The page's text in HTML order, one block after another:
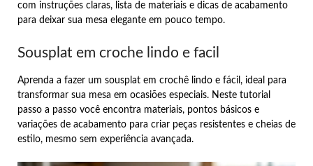
com instruções claras, lista de materiais e dicas de acabamento
para deixar sua mesa elegante em pouco tempo.
Sousplat em croche lindo e facil
Aprenda a fazer um sousplat em crochê lindo e fácil, ideal para
transformar sua mesa em ocasiões especiais. Neste tutorial
passo a passo você encontra materiais, pontos básicos e
variações de acabamento para criar peças resistentes e cheias de
estilo, mesmo sem experiência avançada.